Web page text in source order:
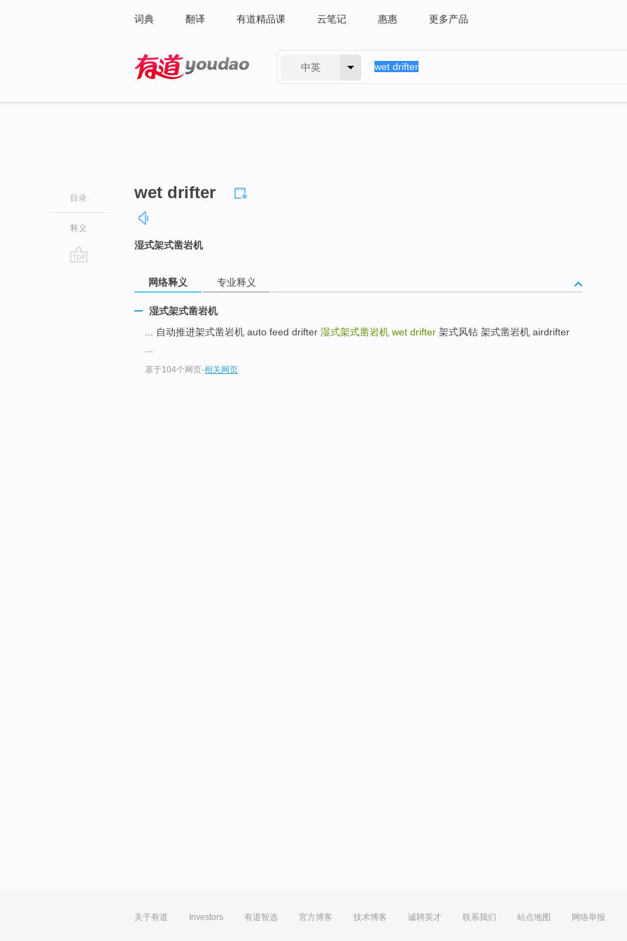
词典 翻译 有道精品课 云笔记 惠惠 更多产品
中英
目录
释义
wet drifter
湿式架式凿岩机
网络释义 专业释义
湿式架式凿岩机
... 自动推进架式凿岩机 auto feed drifter 湿式架式凿岩机 wet drifter 架式风钻 架式凿岩机 airdrifter
基于104个网页-相关网页
关于有道 Investors 有道智选 官方博客 技术博客 诚聘英才 联系我们 站点地图 网络举报